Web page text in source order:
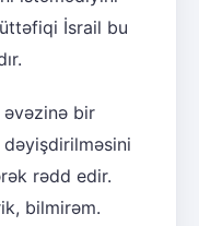
İsrail bu
əvəzinə bir
dəyişdirilməsini
rədd edir.
bilmirəm.